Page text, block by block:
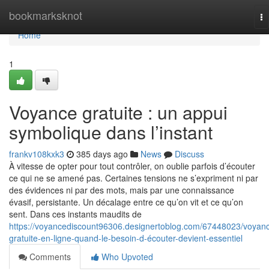
bookmarksknot
Home
Home
1
Voyance gratuite : un appui
symbolique dans l’instant
frankv108kxk3 385 days ago News
Discuss
À vitesse de opter pour tout contrôler, on oublie parfois d’écouter
ce qui ne se amené pas. Certaines tensions ne s’expriment ni par
des évidences ni par des mots, mais par une connaissance
évasif, persistante. Un décalage entre ce qu’on vit et ce qu’on
sent. Dans ces instants maudits de
https://voyancediscount96306.designertoblog.com/67448023/
gratuite-en-ligne-quand-le-besoin-d-écouter-devient-essentiel
Comments
Who Upvoted